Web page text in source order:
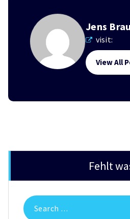
Jens
visit:
View All
Fehlt
Search
for: